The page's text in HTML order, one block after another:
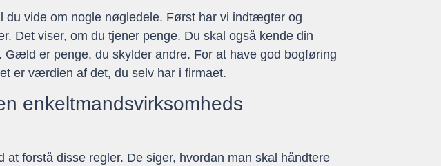
du vide om nogle nøgledele. Først har vi indtægter og
Det viser, om du tjener penge. Du skal også kende din
er penge, du skylder andre. For at have god bogføring
er værdien af det, du selv har i firmaet.
enkeltmandsvirksomheds
forstå disse regler. De siger, hvordan man skal håndtere